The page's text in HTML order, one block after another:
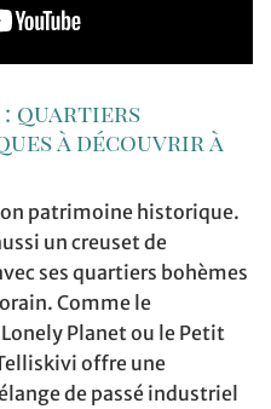
: quartiers
à découvrir à
patrimoine historique.
un creuset de
ses quartiers bohèmes
Comme le
Planet ou le Petit
offre une
de passé industriel